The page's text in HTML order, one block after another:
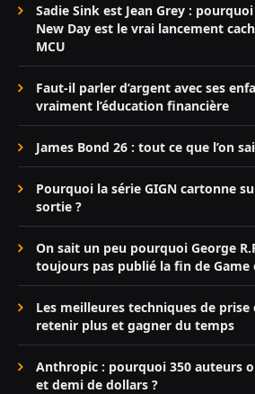
Sadie Sink est Jean Grey :
New Day est le vrai lancement
MCU
Faut-il parler d’argent avec ses
vraiment l’éducation financière
James Bond 26 : tout ce que l’on
Pourquoi la série GIGN cartonne
sortie ?
On sait un peu pourquoi George
toujours pas publié la fin de Game
Les meilleures techniques de
retenir plus et gagner du temps
Anthropic : pourquoi 350 auteurs
et demi de dollars ?